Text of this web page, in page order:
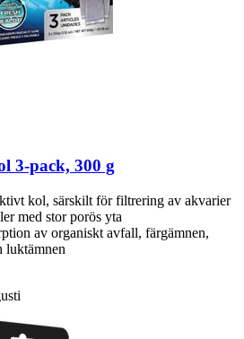
3-​pack, 300 g
kol, särskilt för filtrering av akvarier
med stor porös yta
av organiskt avfall, färgämnen,
luktämnen